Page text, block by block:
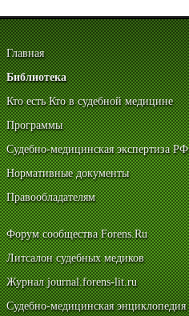
Главная
Библиотека
Кто есть Кто в судебной медицине
Программы
Судебно-медицинская экспертиза РФ
Нормативные документы
Правообладателям
Форум сообщества Forens.Ru
Литсалон судебных медиков
Журнал journal.forens-lit.ru
Судебно-медицинская энциклопедия